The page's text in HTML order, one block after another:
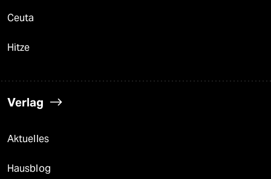
Ceuta
Hitze
Verlag
Aktuelles
Hausblog